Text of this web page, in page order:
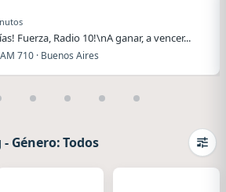
Fuerza, Radio 10!\nA ganar, a vencer...
710 · Buenos Aires
- Género: Todos